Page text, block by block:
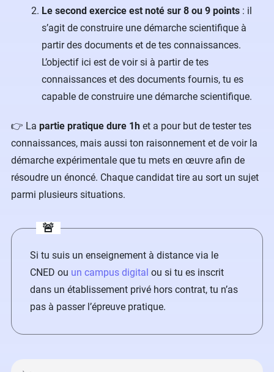
Le second exercice est noté sur 8 ou 9 points : il
s’agit de construire une démarche scientifique à
partir des documents et de tes connaissances.
L’objectif ici est de voir si à partir de tes
connaissances et des documents fournis, tu es
capable de construire une démarche scientifique.
👉 La partie pratique dure 1h et a pour but de tester tes
connaissances, mais aussi ton raisonnement et de voir la
démarche expérimentale que tu mets en œuvre afin de
résoudre un énoncé. Chaque candidat tire au sort un sujet
parmi plusieurs situations.
🚨
Si tu suis un enseignement à distance via le
CNED ou un campus digital ou si tu es inscrit
dans un établissement privé hors contrat, tu n’as
pas à passer l’épreuve pratique.